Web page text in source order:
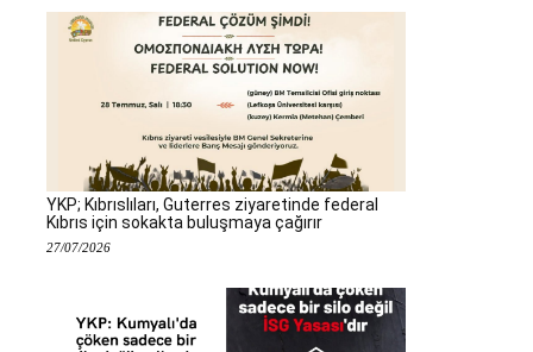
YKP; Kıbrıslıları, Guterres ziyaretinde federal
Kıbrıs için sokakta buluşmaya çağırır
27/07/2026